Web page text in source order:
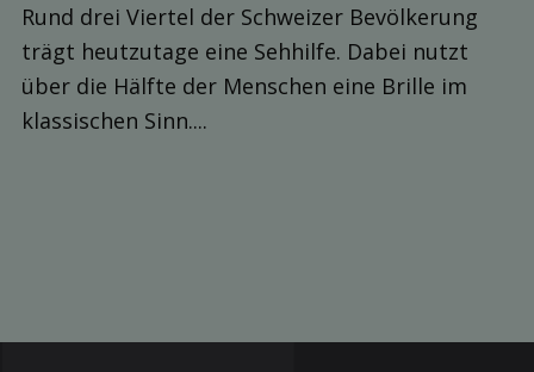
Rund drei Viertel der Schweizer Bevölkerung
trägt heutzutage eine Sehhilfe. Dabei nutzt
über die Hälfte der Menschen eine Brille im
klassischen Sinn....